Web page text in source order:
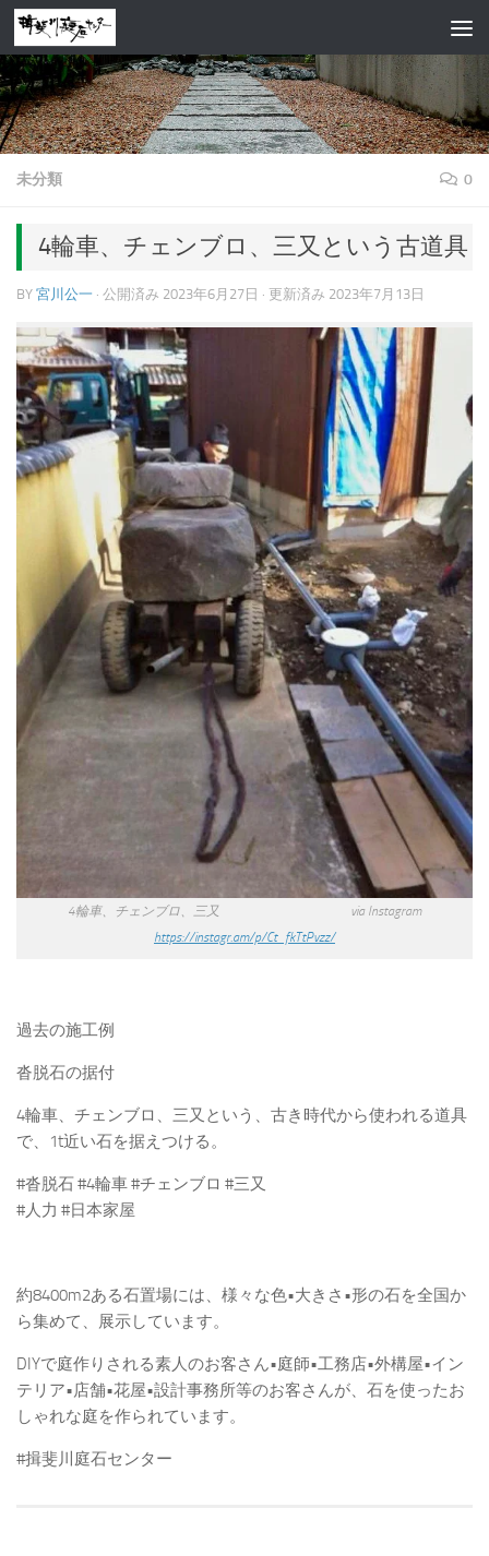
コンテンツへスキップ
未分類 0
4輪車、チェンブロ、三又という古道具
BY 宮川公一 · 公開済み 2023年6月27日 · 更新済み 2023年7月13日
4輪車、チェンブロ、三又 via Instagram
https://instagr.am/p/Ct_fkTtPvzz/
過去の施工例
沓脱石の据付
4輪車、チェンブロ、三又という、古き時代から使われる道具
で、1t近い石を据えつける。
#沓脱石 #4輪車 #チェンブロ #三又
#人力 #日本家屋
約8400m2ある石置場には、様々な色•大きさ•形の石を全国か
ら集めて、展示しています。
DIYで庭作りされる素人のお客さん•庭師•工務店•外構屋•イン
テリア•店舗•花屋•設計事務所等のお客さんが、石を使ったお
しゃれな庭を作られています。
#揖斐川庭石センター